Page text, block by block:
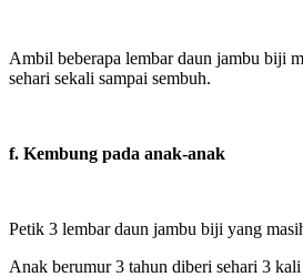
Ambil beberapa lembar daun jambu biji
sehari sekali sampai sembuh.
f. Kembung pada anak-anak
Petik 3 lembar daun jambu biji yang
Anak berumur 3 tahun diberi sehari 3